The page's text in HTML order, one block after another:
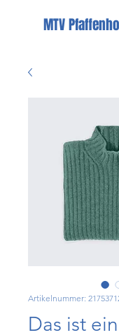
MTV
Artikelnummer:
Das ist